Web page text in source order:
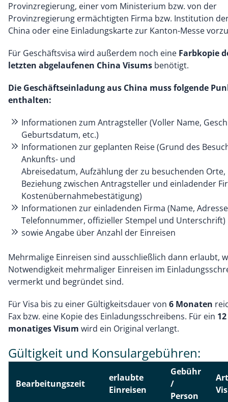
Provinzregierung, einer vom Ministerium bzw. von der
Provinzregierung ermächtigten Firma bzw. Institution
China oder eine Einladungskarte zur Kanton-Messe
Für Geschäftsvisa wird außerdem noch eine Farbkopie
letzten abgelaufenen China Visums benötigt.
Die Geschäftseinladung aus China muss folgende
enthalten:
Informationen zum Antragsteller (Voller Name,
Geburtsdatum, etc.)
Informationen zur geplanten Reise (Grund des
Ankunfts- und
Abreisedatum, Aufzählung der zu besuchenden Orte,
Beziehung zwischen Antragsteller und einladender
Kostenübernahmebestätigung)
Informationen zur einladenden Firma (Name,
Telefonnummer, offizieller Stempel und Unterschrift)
sowie Angabe über Anzahl der Einreisen
Mehrmalige Einreisen sind ausschließlich dann erlaubt,
Notwendigkeit mehrmaliger Einreisen im
vermerkt und begründet sind.
Für Visa bis zu einer Gültigkeitsdauer von 6 Monaten
Fax bzw. eine Kopie des Einladungsschreibens. Für ein 12
monatiges Visum wird ein Original verlangt.
Gültigkeit und Konsulargebühren:
Bearbeitungszeit
erlaubte
Einreisen
Gebühr
/
Person